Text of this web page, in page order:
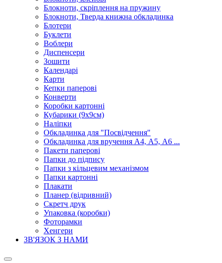
Блокноти, скріплення на пружину
Блокноти, Тверда книжна обкладинка
Блотери
Буклети
Воблери
Диспенсери
Зошити
Календарі
Карти
Кепки паперові
Конверти
Коробки картонні
Кубарики (9х9см)
Наліпки
Обкладинка для "Посвідчення"
Обкладинка для вручення А4, А5, А6 ...
Пакети паперові
Папки до підпису
Папки з кільцевим механізмом
Папки картонні
Плакати
Планер (відривний)
Скретч друк
Упаковка (коробки)
Фоторамки
Хенгери
ЗВ'ЯЗОК З НАМИ